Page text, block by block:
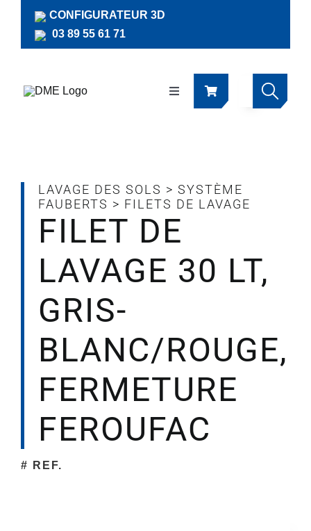
contenu
CONFIGURATEUR 3D
03 89 55 61 71
Navigation
Documentations
Société
LAVAGE DES SOLS > SYSTÈME
FAUBERTS > FILETS DE LAVAGE
FILET DE
LAVAGE 30 LT,
GRIS-
BLANC/ROUGE,
FERMETURE
FEROUFAC
# REF.